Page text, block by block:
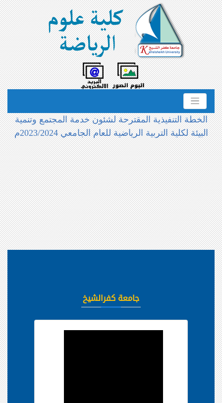
الخطة التنفيذية المقترحة لشئون خدمة المجتمع وتنمية
البيئة لكلية التربية الرياضية للعام الجامعي 2023/2024م
جامعة كفرالشيخ